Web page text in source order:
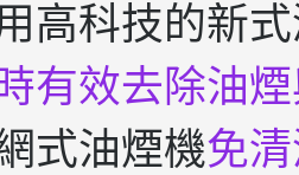
高科技的新
有效去除油
式油煙機免